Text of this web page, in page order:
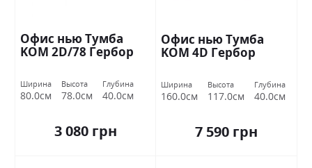
Офис нью Тумба
KOM 2D/78 Гербор
Ширина
80.0см
Высота
78.0см
Глубина
40.0см
3 080 грн
Офис нью Тумба
KOM 4D Гербор
Ширина
160.0см
Высота
117.0см
Глубина
40.0см
7 590 грн